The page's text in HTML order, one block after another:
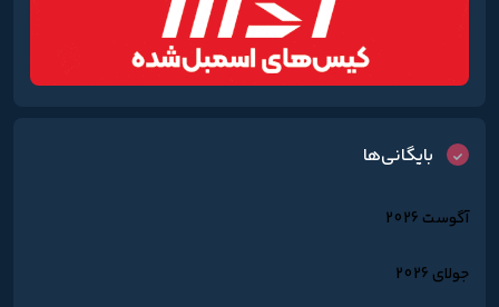
بایگانی‌ها
آگوست 2026
جولای 2026